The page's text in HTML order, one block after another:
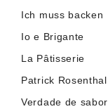
Ich muss backen
Io e Brigante
La Pâtisserie
Patrick Rosenthal
Verdade de sabor